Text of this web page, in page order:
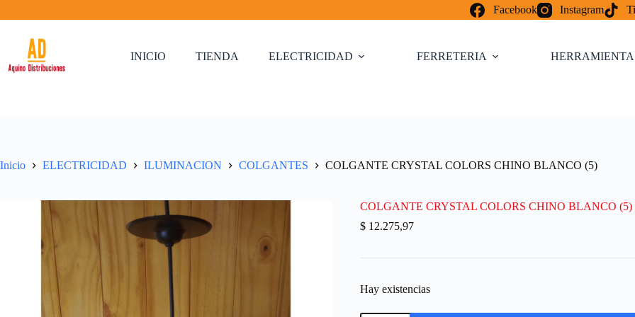
al
Facebook Instagram
INICIO TIENDA ELECTRICIDAD FERRETERIA
Inicio ELECTRICIDAD ILUMINACION COLGANTES COLGANTE CRYSTAL COLORS CHINO BLANCO (5)
COLGANTE CRYSTAL COLORS CHINO BLANCO (5)
$12.275,97
Hay existencias